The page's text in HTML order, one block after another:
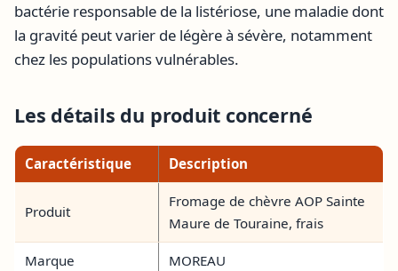
bactérie responsable de la listériose, une maladie dont
la gravité peut varier de légère à sévère, notamment
chez les populations vulnérables.
Les détails du produit concerné
Caractéristique Description
Produit
Fromage de chèvre AOP Sainte
Maure de Touraine, frais
Marque MOREAU